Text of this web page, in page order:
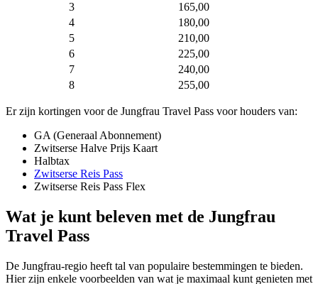
3
165,00
4
180,00
5
210,00
6
225,00
7
240,00
8
255,00
Er zijn kortingen voor de Jungfrau Travel Pass voor houders van:
GA (Generaal Abonnement)
Zwitserse Halve Prijs Kaart
Halbtax
Zwitserse Reis Pass
Zwitserse Reis Pass Flex
Wat je kunt beleven met de Jungfrau
Travel Pass
De Jungfrau-regio heeft tal van populaire bestemmingen te bieden.
Hier zijn enkele voorbeelden van wat je maximaal kunt genieten met